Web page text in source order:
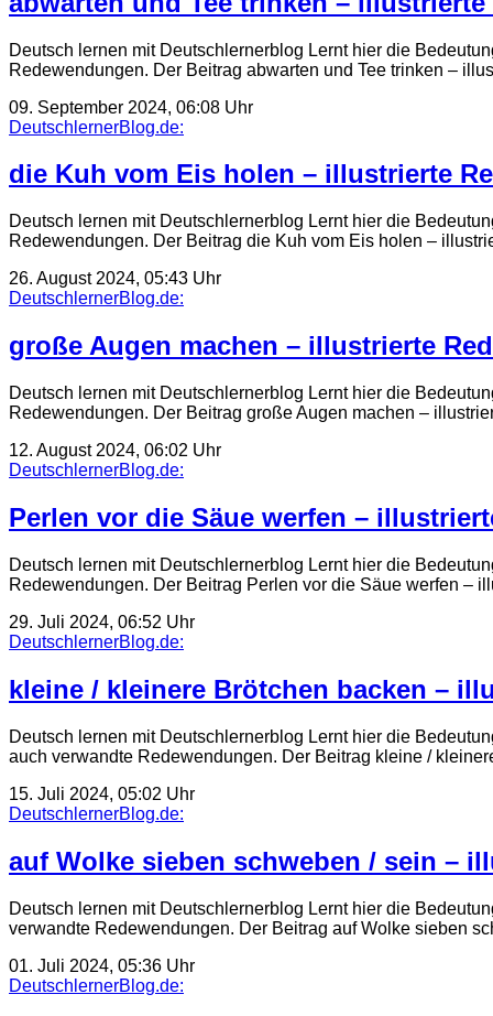
Deutsch lernen mit Deutschlernerblog Lernt hier die
Redewendungen. Der Beitrag abwarten und Tee trinken –
09. September 2024, 06:08 Uhr
DeutschlernerBlog.de:
die Kuh vom Eis holen – illustrierte
Deutsch lernen mit Deutschlernerblog Lernt hier die
Redewendungen. Der Beitrag die Kuh vom Eis holen –
26. August 2024, 05:43 Uhr
DeutschlernerBlog.de:
große Augen machen – illustrierte
Deutsch lernen mit Deutschlernerblog Lernt hier die
Redewendungen. Der Beitrag große Augen machen –
12. August 2024, 06:02 Uhr
DeutschlernerBlog.de:
Perlen vor die Säue werfen –
Deutsch lernen mit Deutschlernerblog Lernt hier die
Redewendungen. Der Beitrag Perlen vor die Säue werfen –
29. Juli 2024, 06:52 Uhr
DeutschlernerBlog.de:
kleine / kleinere Brötchen backen –
Deutsch lernen mit Deutschlernerblog Lernt hier die
auch verwandte Redewendungen. Der Beitrag kleine /
15. Juli 2024, 05:02 Uhr
DeutschlernerBlog.de:
auf Wolke sieben schweben / sein –
Deutsch lernen mit Deutschlernerblog Lernt hier die
verwandte Redewendungen. Der Beitrag auf Wolke sieben
01. Juli 2024, 05:36 Uhr
DeutschlernerBlog.de: